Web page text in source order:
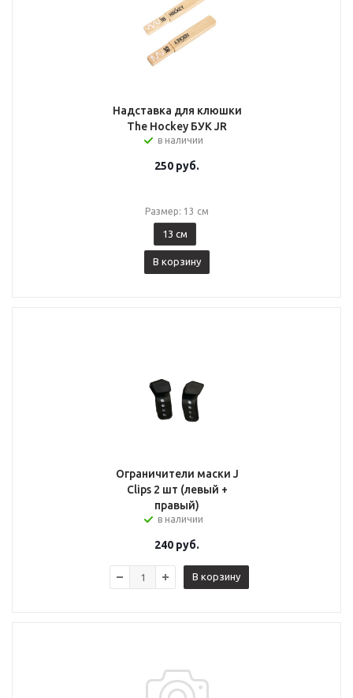
Надставка для клюшки
The Hockey БУК JR
в наличии
250 руб.
Размер: 13 см
13 см
В корзину
Ограничители маски J
Clips 2 шт (левый +
правый)
в наличии
240 руб.
В корзину